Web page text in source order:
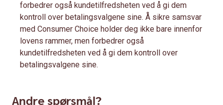
forbedrer også kundetilfredsheten ved å gi dem
kontroll over betalingsvalgene sine. Å sikre samsvar
med Consumer Choice holder deg ikke bare innenfor
lovens rammer, men forbedrer også
kundetilfredsheten ved å gi dem kontroll over
betalingsvalgene sine.
Andre spørsmål?